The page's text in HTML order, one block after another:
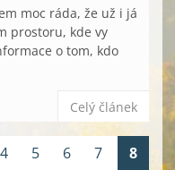
moc ráda, že už i já
prostoru, kde vy
o tom, kdo
Celý článek
4 5 6 7 8